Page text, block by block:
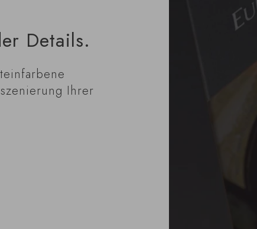
Details.
Ihrer